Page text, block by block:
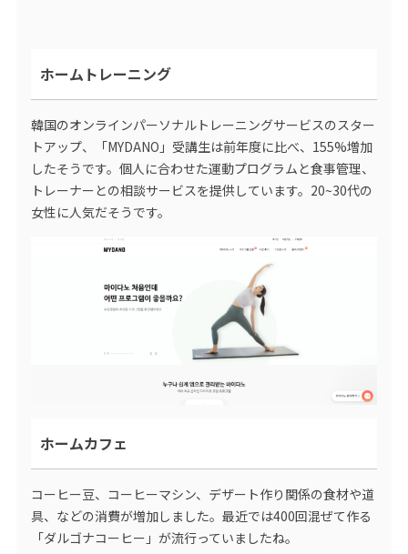
ホームトレーニング
韓国のオンラインパーソナルトレーニングサービスのスター
トアップ、「MYDANO」受講生は前年度に比べ、155%増加
したそうです。個人に合わせた運動プログラムと食事管理、
トレーナーとの相談サービスを提供しています。20~30代の
女性に人気だそうです。
ホームカフェ
コーヒー豆、コーヒーマシン、デザート作り関係の食材や道
具、などの消費が増加しました。最近では400回混ぜて作る
「ダルゴナコーヒー」が流行っていましたね。